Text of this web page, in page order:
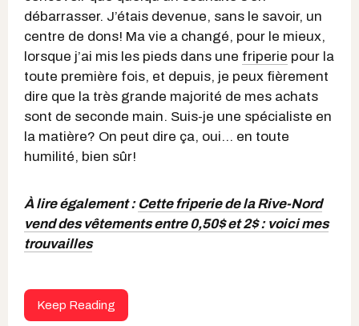
débarrasser. J’étais devenue, sans le savoir, un
centre de dons! Ma vie a changé, pour le mieux,
lorsque j’ai mis les pieds dans une friperie pour la
toute première fois, et depuis, je peux fièrement
dire que la très grande majorité de mes achats
sont de seconde main. Suis-je une spécialiste en
la matière? On peut dire ça, oui... en toute
humilité, bien sûr!
À lire également : Cette friperie de la Rive-Nord
vend des vêtements entre 0,50$ et 2$ : voici mes
trouvailles
Keep Reading